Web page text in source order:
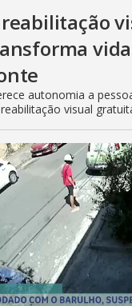
autonomia a
visual